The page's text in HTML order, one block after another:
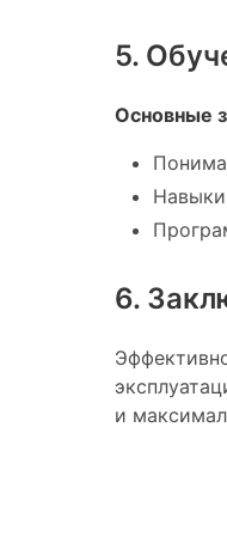
5.
Основные
Навыки
6.
и